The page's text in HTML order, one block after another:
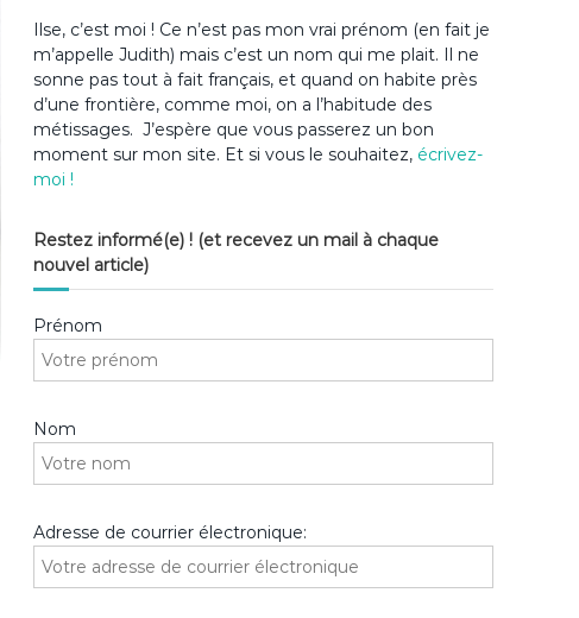
Ilse, c’est moi ! Ce n’est pas mon vrai prénom (en fait je
m’appelle Judith) mais c’est un nom qui me plait. Il ne
sonne pas tout à fait français, et quand on habite près
d’une frontière, comme moi, on a l’habitude des
métissages. J’espère que vous passerez un bon
moment sur mon site. Et si vous le souhaitez, écrivez-
moi !
Restez informé(e) ! (et recevez un mail à chaque
nouvel article)
Prénom
Nom
Adresse de courrier électronique: